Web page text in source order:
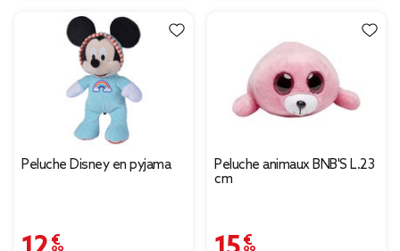
Peluche Disney en pyjama
12,99 €
Peluche animaux BNB'S L.23
cm
15,99 €